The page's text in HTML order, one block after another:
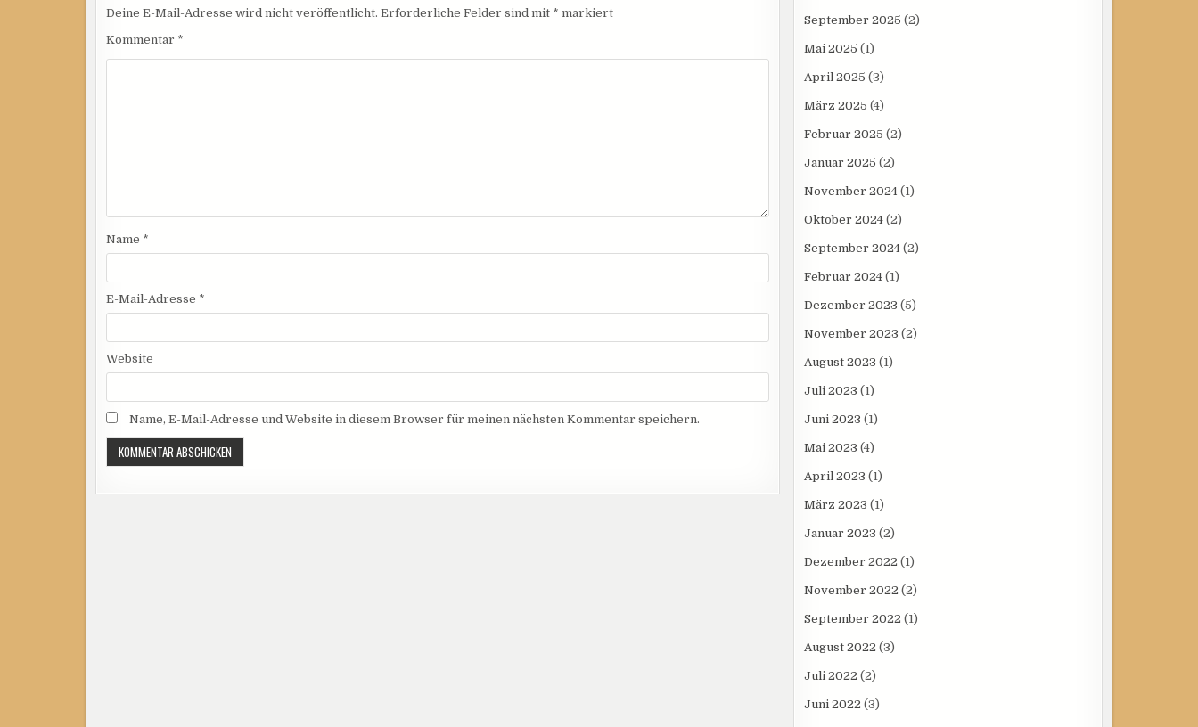
Deine E-Mail-Adresse wird nicht veröffentlicht. Erforderliche Felder sind mit * markiert
Kommentar *
Name *
E-Mail-Adresse *
Website
Name, E-Mail-Adresse und Website in diesem Browser für meinen nächsten Kommentar speichern.
September 2025 (2)
Mai 2025 (1)
April 2025 (3)
März 2025 (4)
Februar 2025 (2)
Januar 2025 (2)
November 2024(1)
Oktober 2024(2)
September 2024(2)
Februar 2024(1)
Dezember 2023 (5)
November 2023 (2)
August 2023 (1)
Juli 2023 (1)
Juni 2023 (1)
Mai 2023 (4)
April 2023 (1)
März 2023 (1)
Januar 2023 (2)
Dezember 2022 (1)
November 2022 (2)
September 2022 (1)
August 2022 (3)
Juli 2022 (2)
Juni 2022 (3)